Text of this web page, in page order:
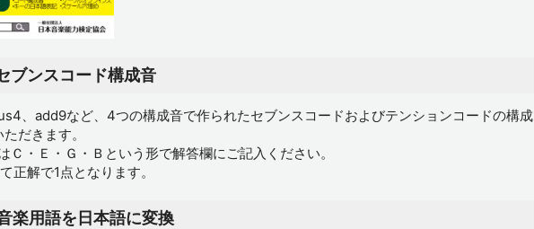
ンスコード構成音
、add9など、4つの構成音で作られたセブンスコードおよびテンションコードの構成
だきます。
Ｃ・Ｅ・Ｇ・Ｂという形で解答欄にご記入ください。
正解で1点となります。
用語を日本語に変換